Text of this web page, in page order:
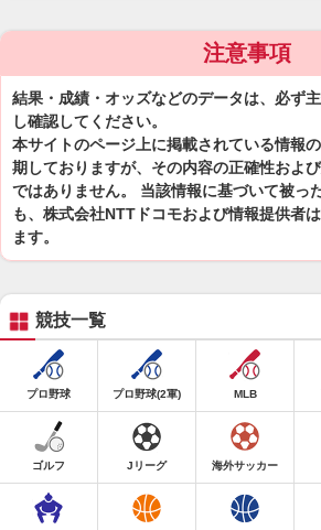
注意事項
結果・成績・オッズなどのデータは、必ず
し確認してください。
本サイトのページ上に掲載されている情報
期しておりますが、その内容の正確性およ
ではありません。 当該情報に基づいて被っ
も、株式会社NTTドコモおよび情報提供者
ます。
競技一覧
プロ野球 プロ野球(2軍) MLB
ゴルフ Jリーグ 海外サッカー